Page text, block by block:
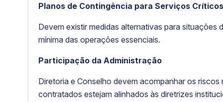
Planos de Contingência para Serviços
Devem existir medidas alternativas para
mínima das operações essenciais.
Participação da Administração
Diretoria e Conselho devem acompanhar os
contratados estejam alinhados às diretrizes